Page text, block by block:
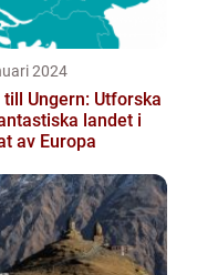
2024
till Ungern: Utforska
landet i
av Europa